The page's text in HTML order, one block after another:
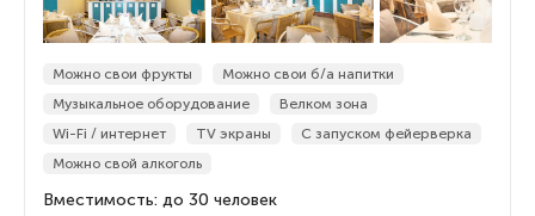
Можно свои фрукты
Можно свои б/а напитки
Музыкальное оборудование
Велком зона
Wi-Fi / интернет
TV экраны
С запуском фейерверка
Можно свой алкоголь
Вместимость: до 30 человек